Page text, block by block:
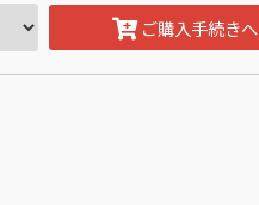
ご購入手続きへ